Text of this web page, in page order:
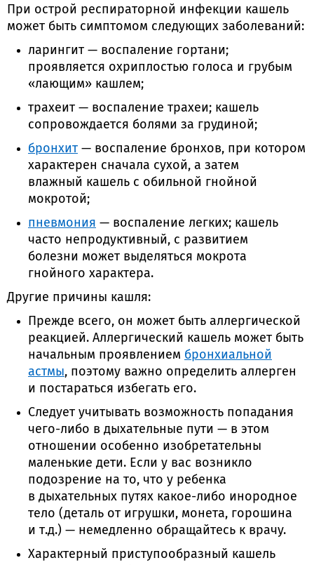
При острой респираторной инфекции кашель
может быть симптомом следующих заболеваний:
ларингит — воспаление гортани;
проявляется охриплостью голоса и грубым
«лающим» кашлем;
трахеит — воспаление трахеи; кашель
сопровождается болями за грудиной;
бронхит — воспаление бронхов, при котором
характерен сначала сухой, а затем
влажный кашель с обильной гнойной
мокротой;
пневмония — воспаление легких; кашель
часто непродуктивный, с развитием
болезни может выделяться мокрота
гнойного характера.
Другие причины кашля:
Прежде всего, он может быть аллергической
реакцией. Аллергический кашель может быть
начальным проявлением бронхиальной
астмы, поэтому важно определить аллерген
и постараться избегать его.
Следует учитывать возможность попадания
чего-либо в дыхательные пути — в этом
отношении особенно изобретательны
маленькие дети. Если у вас возникло
подозрение на то, что у ребенка
в дыхательных путях какое-либо инородное
тело (деталь от игрушки, монета, горошина
и т.д.) — немедленно обращайтесь к врачу.
Характерный приступообразный кашель